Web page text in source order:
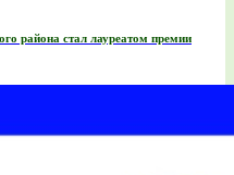
района стал лауреатом премии